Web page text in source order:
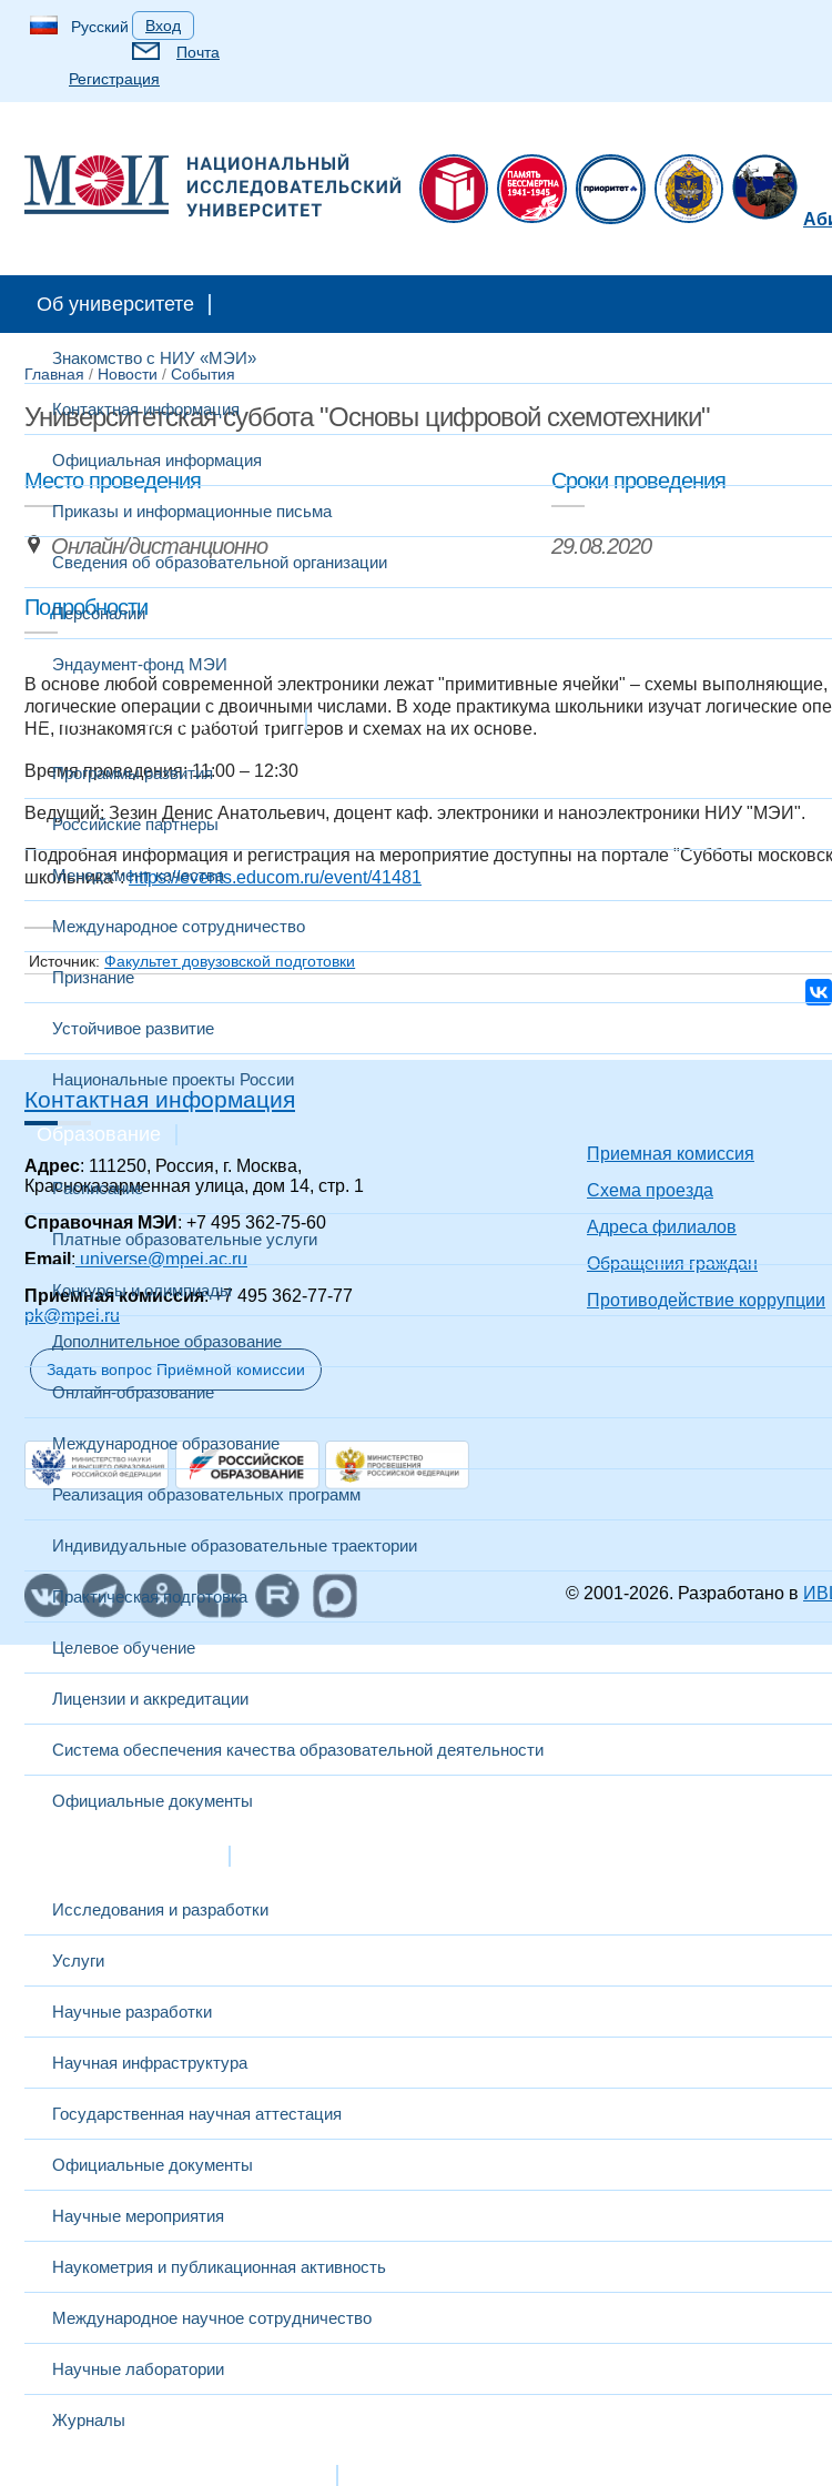
Русский
Вход
Почта
Регистрация
Об университете
Знакомство с НИУ «МЭИ»
Контактная информация
Официальная информация
Приказы и информационные письма
Сведения об образовательной организации
Персоналии
Эндаумент-фонд МЭИ
Развитие и сотрудничество
Программы развития
Российские партнеры
Менеджмент качества
Международное сотрудничество
Признание
Устойчивое развитие
Национальные проекты России
Образование
Расписание
Платные образовательные услуги
Конкурсы и олимпиады
Дополнительное образование
Онлайн-образование
Международное образование
Реализация образовательных программ
Индивидуальные образовательные траектории
Практическая подготовка
Целевое обучение
Лицензии и аккредитации
Система обеспечения качества образовательной деятельности
Официальные документы
Исследования и разработки
Услуги
Научные разработки
Научная инфраструктура
Государственная научная аттестация
Официальные документы
Научные мероприятия
Наукометрия и публикационная активность
Международное научное сотрудничество
Научные лаборатории
Журналы
Главная / Новости / События
Университетская суббота "Основы цифровой схемотехники"
Место проведения
Онлайн/дистанционно
Сроки проведения
29.08.2020
Подробности
В основе любой современной электроники лежат "примитивные ячейки" – схемы
логические операции с двоичными числами. В ходе практикума школьники изучат логические
НЕ, познакомятся с работой триггеров и схемах на их основе.
Время проведения: 11:00 – 12:30
Ведущий: Зезин Денис Анатольевич, доцент каф. электроники и наноэлектроники НИУ "МЭИ".
Подробная информация и регистрация на мероприятие доступны на портале "Субботы
школьника":https://events.educom.ru/event/41481
Источник:Факультет довузовской подготовки
Контактная информация
Адрес: 111250, Россия, г. Москва,
Красноказарменная улица, дом 14, стр. 1
Справочная МЭИ : +7 495 362-75-60
Email : universe@mpei.ac.ru
Приемная комиссия: +7 495 362-77-77
pk@mpei.ru
Задать вопрос Приёмной комиссии
Приемная комиссия
Схема проезда
Адреса филиалов
Обращения граждан
Противодействие коррупции
© 2001-2026. Разработано в